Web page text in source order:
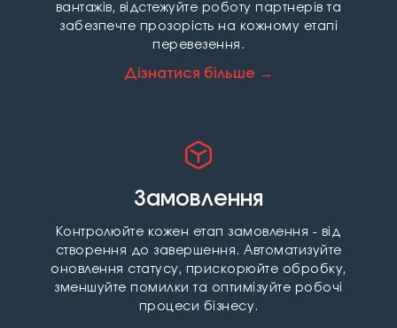
вантажів, відстежуйте роботу партнерів та
забезпечте прозорість на кожному етапі
перевезення.
Дізнатися більше →
Замовлення
Контролюйте кожен етап замовлення - від
створення до завершення. Автоматизуйте
оновлення статусу, прискорюйте обробку,
зменшуйте помилки та оптимізуйте робочі
процеси бізнесу.